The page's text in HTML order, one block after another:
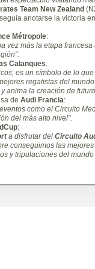
Team New Zealand
anotarse la victoria
Métropole:
vez más la etapa
Calanques:
es un símbolo de lo
regatistas del
anima la creación de
de Audi Francia:
como el Circuito
del más alto nivel".
:
a disfrutar del Circuito
conseguimos las
y tripulaciones del